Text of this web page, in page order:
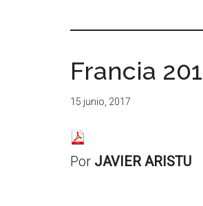
a
la
territorio
puntos
es
resituar,
redefinir.
Francia
15 junio, 2017
Por JAVIER ARISTU